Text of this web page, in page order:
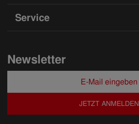
Service
Newsletter
JETZT ANMELDEN